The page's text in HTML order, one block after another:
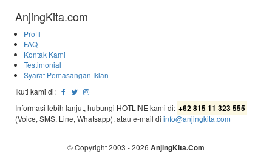
AnjingKita.com
Profil
FAQ
Kontak Kami
Testimonial
Syarat Pemasangan Iklan
Ikuti kami di:
Informasi lebih lanjut, hubungi HOTLINE kami di: +62 815 11 323 555
(Voice, SMS, Line, Whatsapp), atau e-mail di info@anjingkita.com
© Copyright 2003 - 2026 AnjingKita.Com